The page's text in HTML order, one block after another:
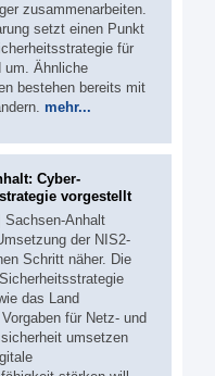
zusammenarbeiten.
setzt einen Punkt
für
um. Ähnliche
bestehen bereits mit
mehr...
Cyber-
vorgestellt
Sachsen-Anhalt
der NIS2-
Schritt näher. Die
das Land
für Netz- und
umsetzen